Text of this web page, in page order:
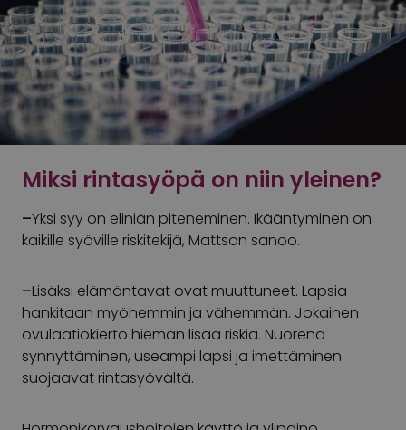
Miksi rintasyöpä on niin yleinen?
–Yksi syy on eliniän piteneminen. Ikääntyminen on
kaikille syöville riskitekijä, Mattson sanoo.
–Lisäksi elämäntavat ovat muuttuneet. Lapsia
hankitaan myöhemmin ja vähemmän. Jokainen
ovulaatiokierto hieman lisää riskiä. Nuorena
synnyttäminen, useampi lapsi ja imettäminen
suojaavat rintasyövältä.